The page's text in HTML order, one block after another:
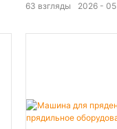
2026 05
63 взгляды